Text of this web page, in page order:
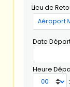
Lieu de
Date
Heure
: